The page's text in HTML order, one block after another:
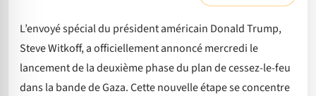
L’envoyé spécial du président américain Donald Trump,
Steve Witkoff, a officiellement annoncé mercredi le
lancement de la deuxième phase du plan de cessez-le-feu
dans la bande de Gaza. Cette nouvelle étape se concentre